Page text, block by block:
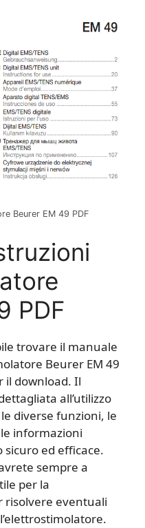
Beurer EM 49 PDF
PDF
trovare il manuale
Beurer EM 49
il download. Il
all’utilizzo
diverse funzioni, le
informazioni
ed efficace.
sempre a
per la
risolvere eventuali